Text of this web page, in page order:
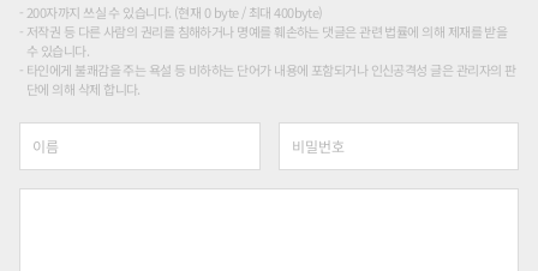
200자까지 쓰실 수 있습니다. (현재 0 byte / 최대 400byte)
저작권 등 다른 사람의 권리를 침해하거나 명예를 훼손하는 댓글은 관련 법률에 의해 제재를 받을
수 있습니다.
타인에게 불쾌감을 주는 욕설 등 비하하는 단어가 내용에 포함되거나 인신공격성 글은 관리자의 판
단에 의해 삭제 합니다.